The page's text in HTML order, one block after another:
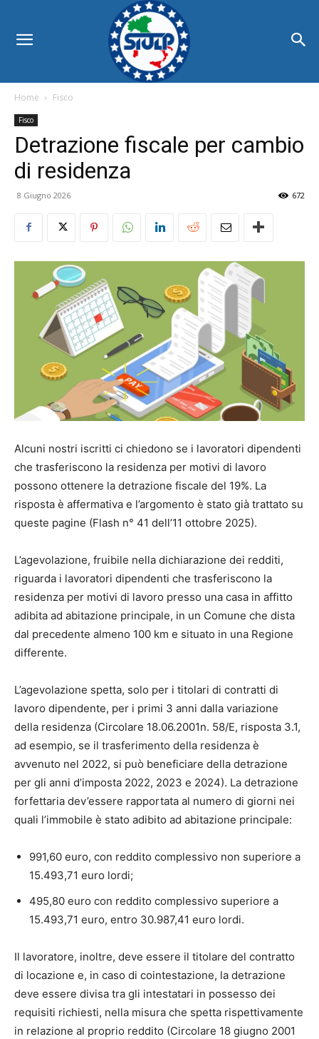
Home Fisco
Fisco
Detrazione fiscale per cambio
di residenza
8 Giugno 2026 672
Alcuni nostri iscritti ci chiedono se i lavoratori dipendenti
che trasferiscono la residenza per motivi di lavoro
possono ottenere la detrazione fiscale del 19%. La
risposta è affermativa e l’argomento è stato già trattato su
queste pagine (Flash n° 41 dell’11 ottobre 2025).
L’agevolazione, fruibile nella dichiarazione dei redditi,
riguarda i lavoratori dipendenti che trasferiscono la
residenza per motivi di lavoro presso una casa in affitto
adibita ad abitazione principale, in un Comune che dista
dal precedente almeno 100 km e situato in una Regione
differente.
L’agevolazione spetta, solo per i titolari di contratti di
lavoro dipendente, per i primi 3 anni dalla variazione
della residenza (Circolare 18.06.2001n. 58/E, risposta 3.1,
ad esempio, se il trasferimento della residenza è
avvenuto nel 2022, si può beneficiare della detrazione
per gli anni d’imposta 2022, 2023 e 2024). La detrazione
forfettaria dev’essere rapportata al numero di giorni nei
quali l’immobile è stato adibito ad abitazione principale:
991,60 euro, con reddito complessivo non superiore a
15.493,71 euro lordi;
495,80 euro con reddito complessivo superiore a
15.493,71 euro, entro 30.987,41 euro lordi.
Il lavoratore, inoltre, deve essere il titolare del contratto
di locazione e, in caso di cointestazione, la detrazione
deve essere divisa tra gli intestatari in possesso dei
requisiti richiesti, nella misura che spetta rispettivamente
in relazione al proprio reddito (Circolare 18 giugno 2001